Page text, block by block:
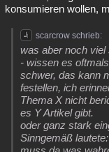
konsumieren wollen,
scarcrow schrieb:
was aber noch
- wissen es
schwer, das kann
festellen, ich
Thema X nicht
es Y Artikel gibt.
oder ganz stark
Sinngemäß